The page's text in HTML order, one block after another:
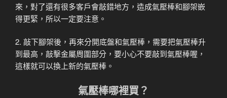
來，對了還有很多客戶會敲錯地方，造成氣壓棒和腳架嵌
得更緊，所以一定要注意。
2. 敲下腳架後，再來分開底盤和氣壓棒，需要把氣壓棒升
到最高，敲擊金屬周圍部分，要小心不要敲到氣壓棒喔，
這樣就可以換上新的氣壓棒。
氣壓棒哪裡買？